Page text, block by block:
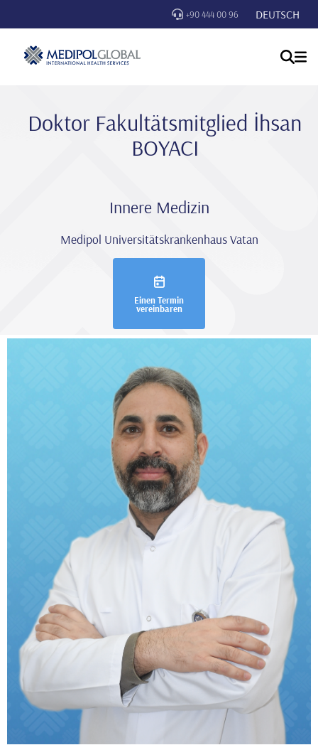
+90 444 00 96 DEUTSCH
Doktor Fakultätsmitglied İhsan
BOYACI
Innere Medizin
Medipol Universitätskrankenhaus Vatan
Einen Termin
vereinbaren